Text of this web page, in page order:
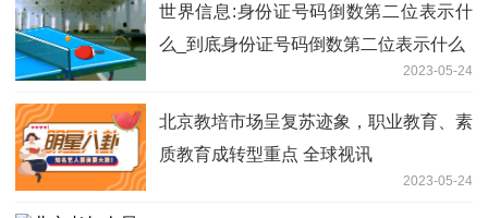
世界信息:身份证号码倒数第二位表示什
么_到底身份证号码倒数第二位表示什么
2023-05-24
北京教培市场呈复苏迹象，职业教育、素
质教育成转型重点 全球视讯
2023-05-24